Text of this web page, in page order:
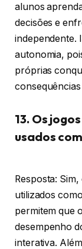
alunos
decisões e
independente.
autonomia,
próprias
13. Os
usados
Resposta:
utilizados
permitem que
desempenho
interativa.